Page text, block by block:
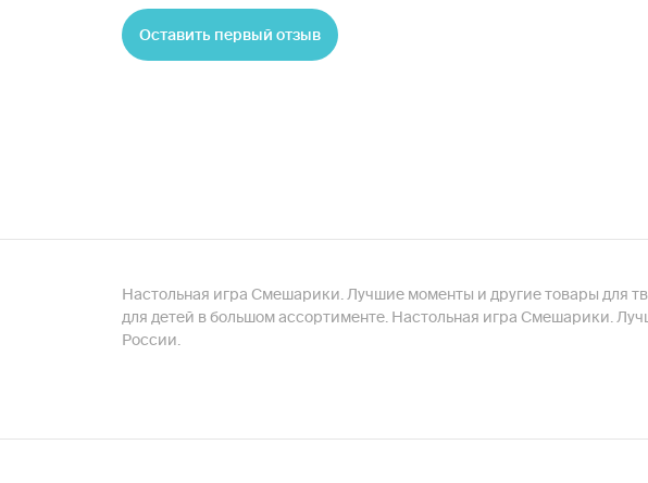
Оставить первый отзыв
Настольная игра Смешарики. Лучшие моменты и другие товары для
для детей в большом ассортименте. Настольная игра Смешарики.
России.